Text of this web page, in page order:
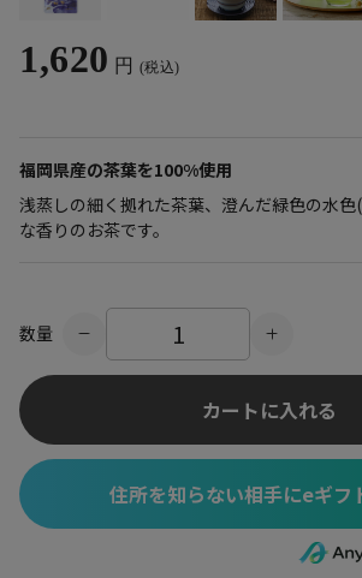
福岡県産の茶葉を100%使用
浅蒸しの細く拠れた茶葉、澄んだ緑色の水
な香りのお茶です。
1,620 円 (税込)
数量
カートに入れる
住所を知らない相手にeギフ